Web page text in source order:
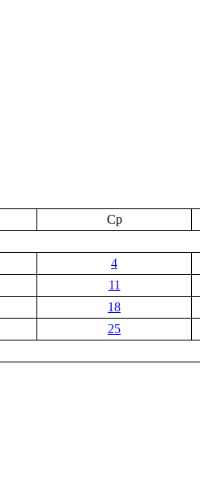
Ср
4
11
18
25